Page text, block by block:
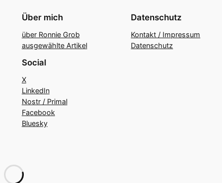
Über mich
über Ronnie Grob
ausgewählte Artikel
Datenschutz
Kontakt / Impressum
Datenschutz
Social
X
LinkedIn
Nostr / Primal
Facebook
Bluesky